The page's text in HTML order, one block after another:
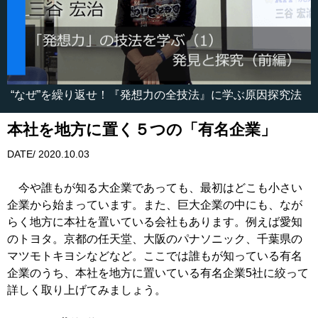
“なぜ”を繰り返せ！『発想力の全技法』に学ぶ原因探究法
本社を地方に置く５つの「有名企業」
DATE/ 2020.10.03
今や誰もが知る大企業であっても、最初はどこも小さい
企業から始まっています。また、巨大企業の中にも、なが
らく地方に本社を置いている会社もあります。例えば愛知
のトヨタ。京都の任天堂、大阪のパナソニック、千葉県の
マツモトキヨシなどなど。ここでは誰もが知っている有名
企業のうち、本社を地方に置いている有名企業5社に絞って
詳しく取り上げてみましょう。